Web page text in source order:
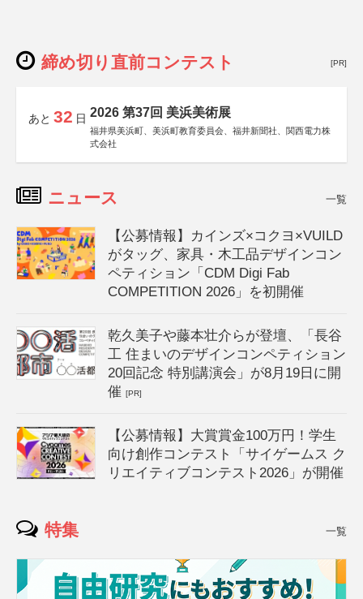
締め切り直前コンテスト [PR]
あと 32 日 2026 第37回 美浜美術展
福井県美浜町、美浜町教育委員会、福井新聞社、関西電力株
式会社
ニュース 一覧
【公募情報】カインズ×コクヨ×VUILD
がタッグ、家具・木工品デザインコン
ペティション「CDM Digi Fab
COMPETITION 2026」を初開催
乾久美子や藤本壮介らが登壇、「長谷
工 住まいのデザインコンペティション
20回記念 特別講演会」が8月19日に開
催[PR]
【公募情報】大賞賞金100万円！学生
向け創作コンテスト「サイゲームス ク
リエイティブコンテスト2026」が開催
特集 一覧